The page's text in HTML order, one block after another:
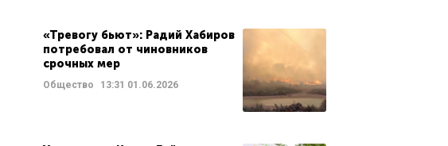
«Тревогу бьют»: Радий Хабиров
потребовал от чиновников
срочных мер
Общество 13:31 01.06.2026